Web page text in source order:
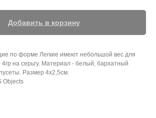
Добавить в корзину
по форме Легкие имеют небольшой вес для
на серьгу. Материал - белый, бархатный
Размер 4х2,5см.
Objects